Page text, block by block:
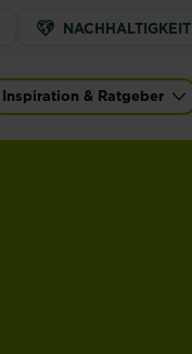
NACHHALTIGKEIT
Inspiration & Ratgeber